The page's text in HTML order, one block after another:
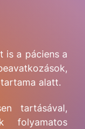
is a páciens a
alatt.
tartásával,
folyamatos